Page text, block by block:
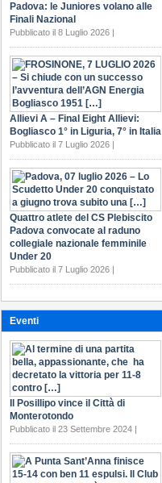
Padova: le Juniores volano alle
Finali Nazional
Pubblicato il 8 Luglio 2026 |
Allievi A – Final Eight Allievi:
Bogliasco 1° in Liguria, 7° in Italia
Pubblicato il 7 Luglio 2026 |
Quattro atlete del CS Plebiscito
Padova convocate al raduno
collegiale nazionale femminile
Under 20
Pubblicato il 7 Luglio 2026 |
Eventi
Il Posillipo vince il Città di
Monterotondo
Pubblicato il 23 Settembre 2024 |